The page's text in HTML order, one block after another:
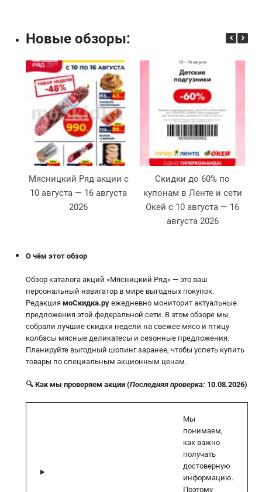
Новые обзоры:
Мясницкий Ряд акции с
10 августа — 16 августа
2026
Скидки до 60% по
купонам в Ленте и сети
Окей с 10 августа — 16
августа 2026
О чём этот обзор
Обзор каталога акций «Мясницкий Ряд» — это ваш
персональный навигатор в мире выгодных покупок.
Редакция моСкидка.ру ежедневно мониторит актуальные
предложения этой федеральной сети. В этом обзоре мы
собрали лучшие скидки недели на свежее мясо и птицу
колбасы мясные деликатесы и сезонные предложения.
Планируйте выгодный шопинг заранее, чтобы успеть купить
товары по специальным акционным ценам.
🔍 Как мы проверяем акции (Последняя проверка: 10.08.2026)
Мы
понимаем,
как важно
получать
достоверную
информацию.
Поэтому